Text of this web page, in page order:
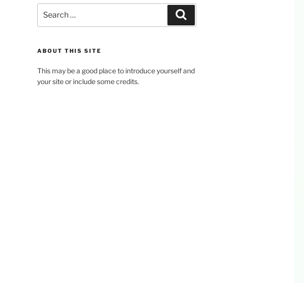
for:
ABOUT THIS SITE
This may be a good place to introduce yourself and
your site or include some credits.